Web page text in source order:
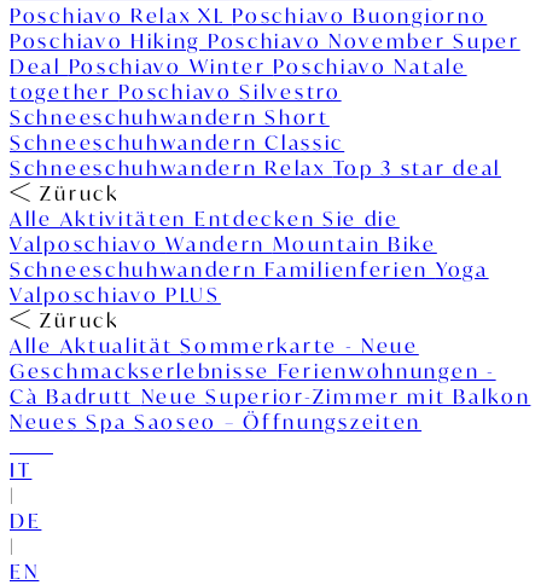
Poschiavo Relax XL Poschiavo Buongiorno
Poschiavo Hiking Poschiavo November Super
Deal Poschiavo Winter Poschiavo Natale
together Poschiavo Silvestro
Schneeschuhwandern Short
Schneeschuhwandern Classic
Schneeschuhwandern Relax Top 3 star deal
Züruck
Alle Aktivitäten Entdecken Sie die
ValposchiavoWandern Mountain Bike
Schneeschuhwandern Familienferien Yoga
Valposchiavo PLUS
Züruck
Alle AktualitätSommerkarte - Neue
Geschmackserlebnisse Ferienwohnungen -
Cà Badrutt Neue Superior-Zimmer mit Balkon
Neues Spa Saoseo – Öffnungszeiten
IT
|
DE
|
EN